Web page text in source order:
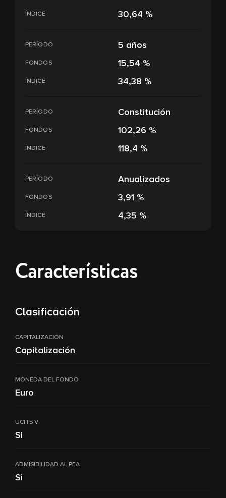
ÍNDICE 30,64 %
PERÍODO 5 años
FONDOS 15,54 %
ÍNDICE 34,38 %
PERÍODO Constitución
FONDOS 102,26 %
ÍNDICE 118,4 %
PERÍODO Anualizados
FONDOS 3,91 %
ÍNDICE 4,35 %
Características
Clasificación
CAPITALIZACIÓN
Capitalización
MONEDA DEL FONDO
Euro
UCITS V
Si
ADMISIBILIDAD AL PEA
Si